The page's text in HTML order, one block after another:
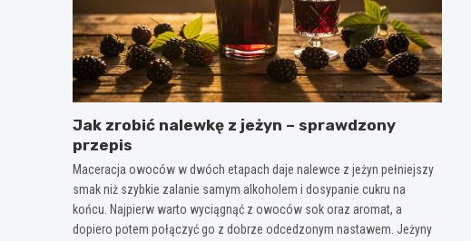
Jak zrobić nalewkę z jeżyn – sprawdzony
przepis
Maceracja owoców w dwóch etapach daje nalewce z jeżyn pełniejszy
smak niż szybkie zalanie samym alkoholem i dosypanie cukru na
końcu. Najpierw warto wyciągnąć z owoców sok oraz aromat, a
dopiero potem połączyć go z dobrze odcedzonym nastawem. Jeżyny